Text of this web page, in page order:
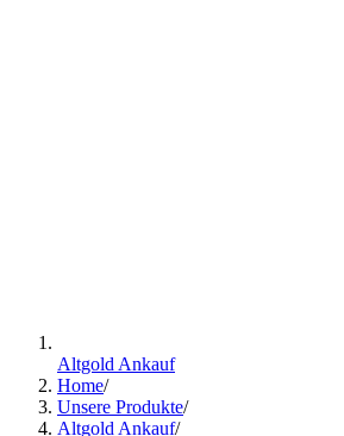
Altgold Ankauf
Home/
Unsere Produkte/
Altgold Ankauf/